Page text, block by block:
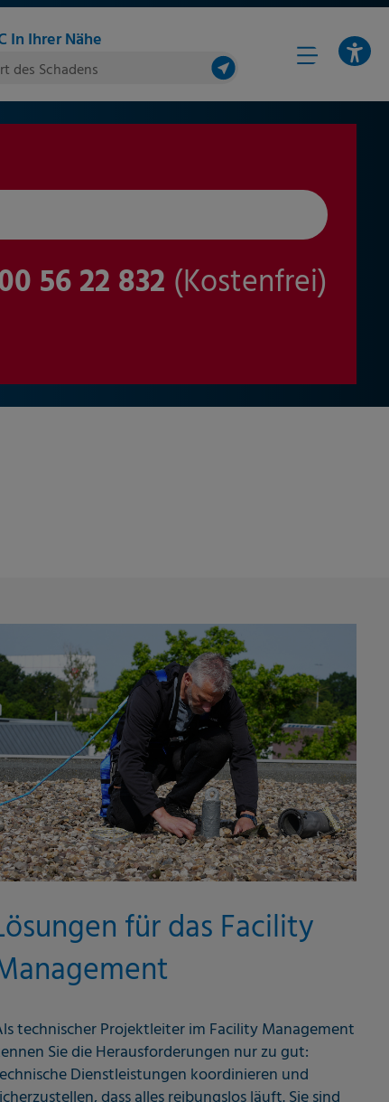
In Ihrer Nähe
des Schadens
56 22 832 (Kostenfrei)
für das Facility
technischer Projektleiter im Facility Management
Sie die Herausforderungen nur zu gut:
Dienstleistungen koordinieren und